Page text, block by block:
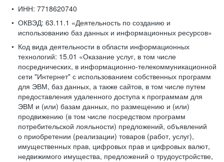
ИНН: 7718620740
ОКВЭД: 63.11.1 «Деятельность по созданию и
использованию баз данных и информационных ресурсов»
Код вида деятельности в области информационных
технологий: 15.01 «Оказание услуг, в том числе
посреднических, в информационно-телекоммуникационной
сети "Интернет" с использованием собственных программ
для ЭВМ, баз данных, а также сайтов, в том числе путем
предоставления удаленного доступа к программам для
ЭВМ и (или) базам данных, по размещению и (или)
продвижению (в том числе посредством программ
потребительской лояльности) предложений, объявлений
о приобретении (реализации) товаров (работ, услуг),
имущественных прав, цифровых прав и цифровых валют,
недвижимого имущества, предложений о трудоустройстве,